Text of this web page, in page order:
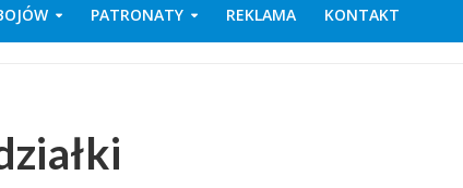
PATRONATY REKLAMA KONTAKT